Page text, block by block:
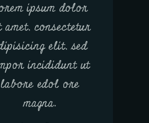
ipsum dolor
amet, consectetur
elit, sed
incididunt ut
labore edol ore
magna.